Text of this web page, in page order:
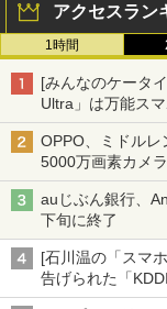
アクセスラン
1時間
[みんなのケータ
Ultra」は万能ス
OPPO、ミドル
5000万画素カメ
auじぶん銀行、
下旬に終了
[石川温の「スマ
告げられた「
穴と楽天モバイ